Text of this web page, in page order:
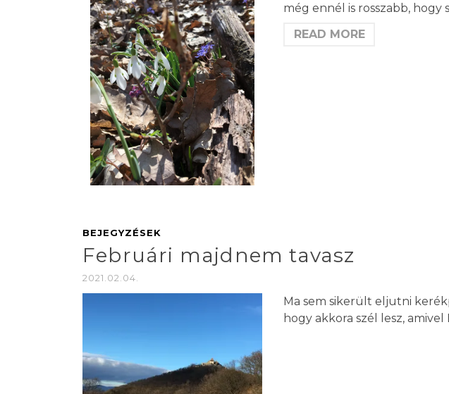
még ennél is rosszabb,
READ MORE
BEJEGYZÉSEK
Februári majdnem tavasz
2021.02.04.
Ma sem sikerült eljutni
hogy akkora szél lesz,